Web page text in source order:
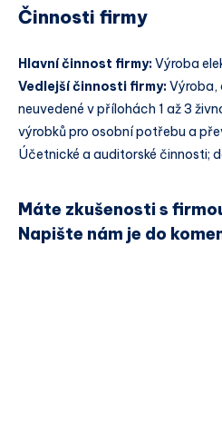
Činnosti firmy
Hlavní činnost firmy:Výroba
Vedlejší činnosti firmy:Výroba,
neuvedené v přílohách 1 až 3
výrobků pro osobní potřebu a
Účetnické a auditorské činnosti;
Máte zkušenosti s
Napište nám je do